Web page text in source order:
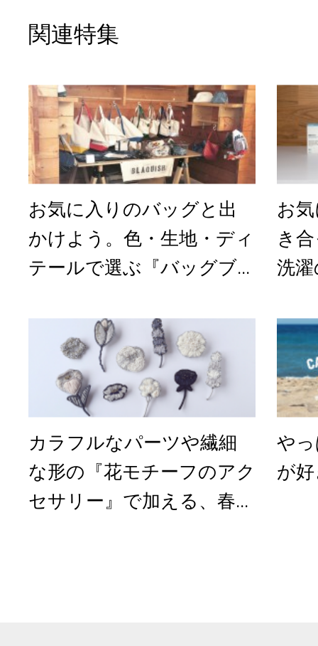
関連特集
お気に入りのバッグと出
かけよう。色・生地・ディ
テールで選ぶ『バッグブ...
お
き
洗
カラフルなパーツや繊細
な形の『花モチーフのアク
セサリー』で加える、春...
や
が